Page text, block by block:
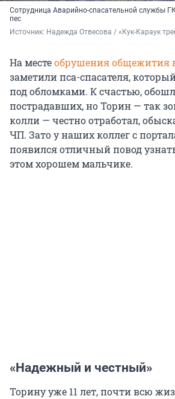
Сотрудница Аварийно-спасательной службы
пес
Источник: Надежда Отвесова / «Кук-Караук
На местеобрушения общежития
заметили пса-спасателя,
под обломками. К счастью,
пострадавших, но Торин — так
колли — честно отработал,
ЧП. Зато у наших коллег с
появился отличный повод
этом хорошем мальчике.
«Надежный и честный»
Торину уже 11 лет, почти всю